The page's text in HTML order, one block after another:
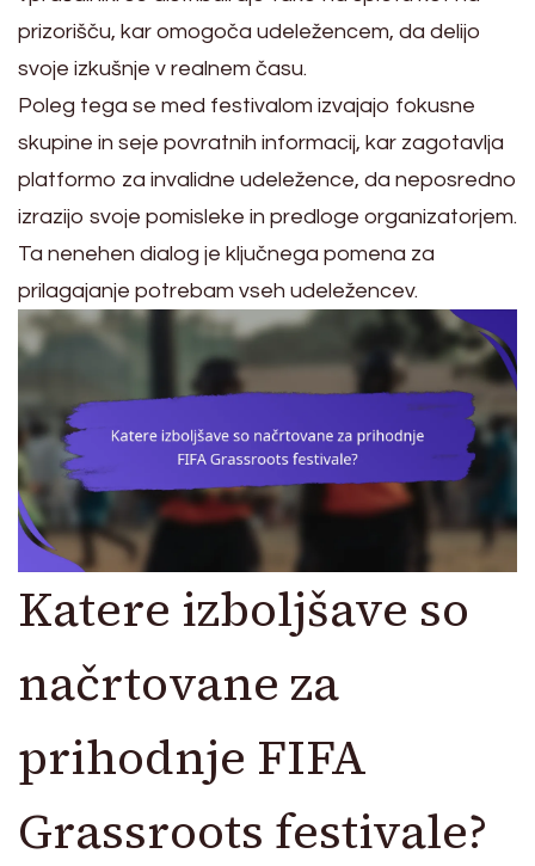
prizorišču, kar omogoča udeležencem, da delijo
svoje izkušnje v realnem času.
Poleg tega se med festivalom izvajajo fokusne
skupine in seje povratnih informacij, kar zagotavlja
platformo za invalidne udeležence, da neposredno
izrazijo svoje pomisleke in predloge organizatorjem.
Ta nenehen dialog je ključnega pomena za
prilagajanje potrebam vseh udeležencev.
Katere izboljšave so
načrtovane za
prihodnje FIFA
Grassroots festivale?